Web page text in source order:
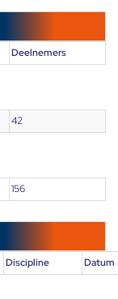
Deelnemers
42
156
Discipline Datum